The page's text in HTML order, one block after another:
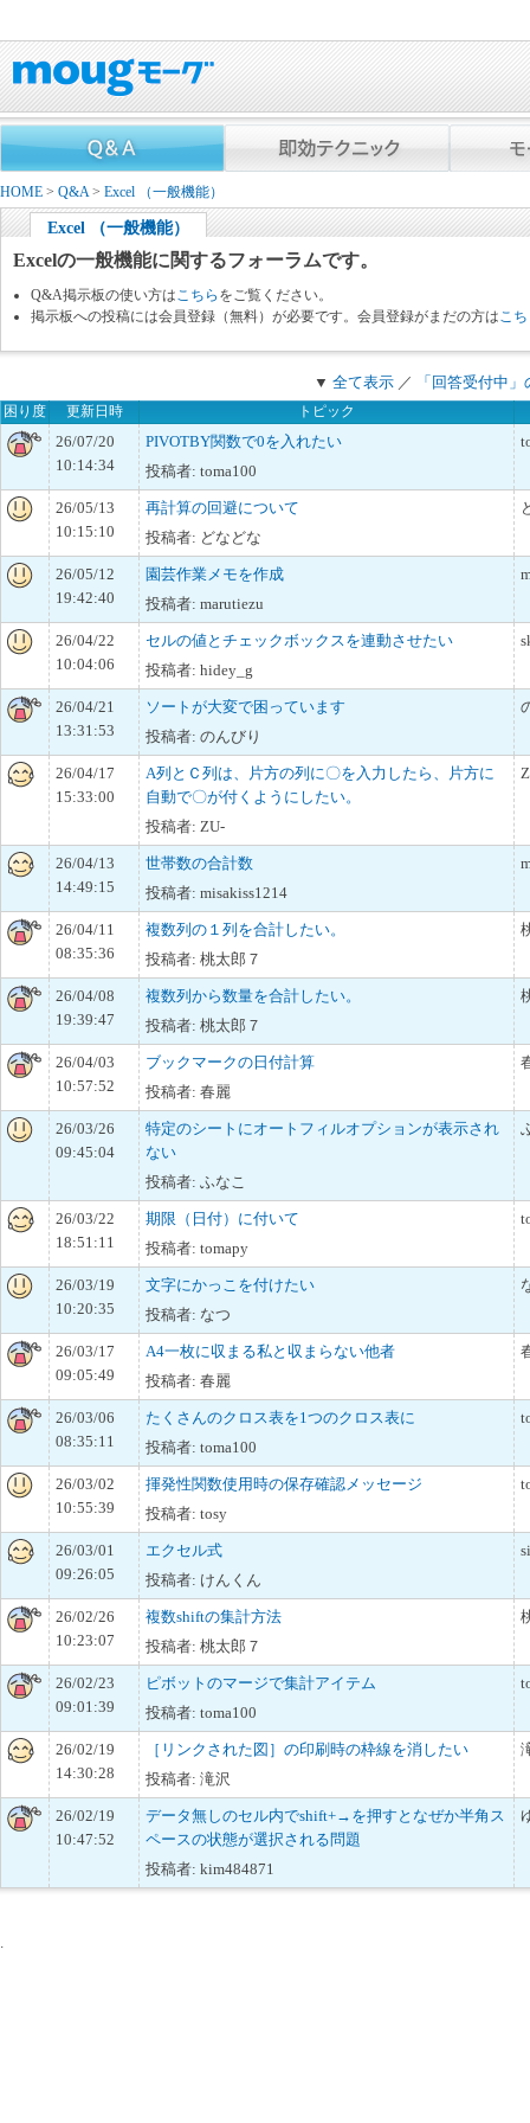
HOME > Q&A> Excel （一般機能）
Excel （一般機能）
Excelの一般機能に関するフォーラムです。
Q&A掲示板の使い方は こちら をご覧ください。
掲示板への投稿には会員登録（無料）が必要です。会員登録がまだの方は こ
▼ 全て表示 ／ 「回答受付中
困り度 更新日時 トピック
26/07/20
10:14:34
PIVOTBY関数で0を入れたい
投稿者: toma100
26/05/13
10:15:10
再計算の回避について
投稿者: どなどな
26/05/12
19:42:40
園芸作業メモを作成
投稿者: marutiezu
26/04/22
10:04:06
セルの値とチェックボックスを連動させたい
投稿者: hidey_g
26/04/21
13:31:53
ソートが大変で困っています
投稿者: のんびり
26/04/17
15:33:00
A列とＣ列は、片方の列に〇を入力したら、片方に
自動で〇が付くようにしたい。
投稿者: ZU-
26/04/13
14:49:15
世帯数の合計数
投稿者: misakiss1214
26/04/11
08:35:36
複数列の１列を合計したい。
投稿者: 桃太郎７
26/04/08
19:39:47
複数列から数量を合計したい。
投稿者: 桃太郎７
26/04/03
10:57:52
ブックマークの日付計算
投稿者: 春麗
26/03/26
09:45:04
特定のシートにオートフィルオプションが表示され
ない
投稿者: ふなこ
26/03/22
18:51:11
期限（日付）に付いて
投稿者: tomapy
26/03/19
10:20:35
文字にかっこを付けたい
投稿者: なつ
26/03/17
09:05:49
A4一枚に収まる私と収まらない他者
投稿者: 春麗
26/03/06
08:35:11
たくさんのクロス表を1つのクロス表に
投稿者: toma100
26/03/02
10:55:39
揮発性関数使用時の保存確認メッセージ
投稿者: tosy
26/03/01
09:26:05
エクセル式
投稿者: けんくん
26/02/26
10:23:07
複数shiftの集計方法
投稿者: 桃太郎７
26/02/23
09:01:39
ピボットのマージで集計アイテム
投稿者: toma100
26/02/19
14:30:28
［リンクされた図］の印刷時の枠線を消したい
投稿者: 滝沢
26/02/19
10:47:52
データ無しのセル内でshift+→を押すとなぜか半角ス
ペースの状態が選択される問題
投稿者: kim484871